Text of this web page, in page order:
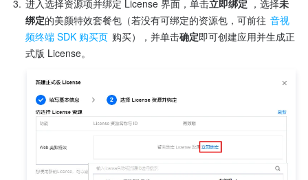
3. 进入选择资源项并绑定 License 界面，单击立即绑定 ，选择未
绑定的美颜特效套餐包（若没有可绑定的资源包，可前往 音视
频终端 SDK 购买页 购买），并单击确定即可创建应用并生成正